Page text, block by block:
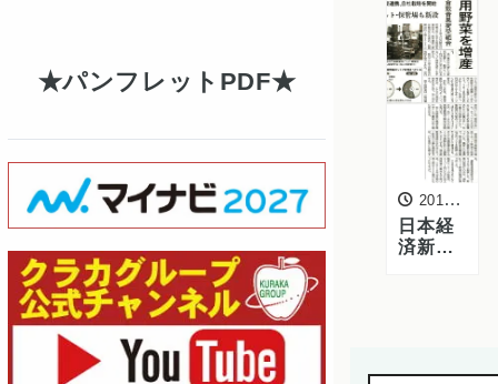
パンフレットPDF
産への
取組み
2017年1月28日
日本経
済新聞
が掲載